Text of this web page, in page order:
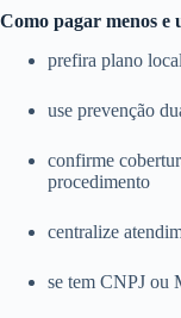
Como pagar menos e
prefira plano
use prevenção
confirme
procedimento
centralize
se tem CNPJ ou